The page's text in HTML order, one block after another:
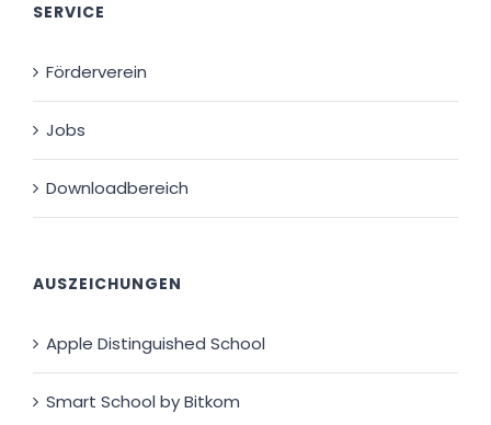
SERVICE
Förderverein
Jobs
Downloadbereich
AUSZEICHUNGEN
Apple Distinguished School
Smart School by Bitkom